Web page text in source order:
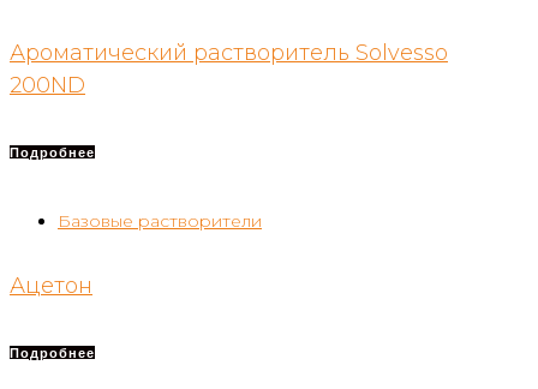
Ароматический растворитель Solvesso
200ND
Подробнее
Базовые растворители
Ацетон
Подробнее